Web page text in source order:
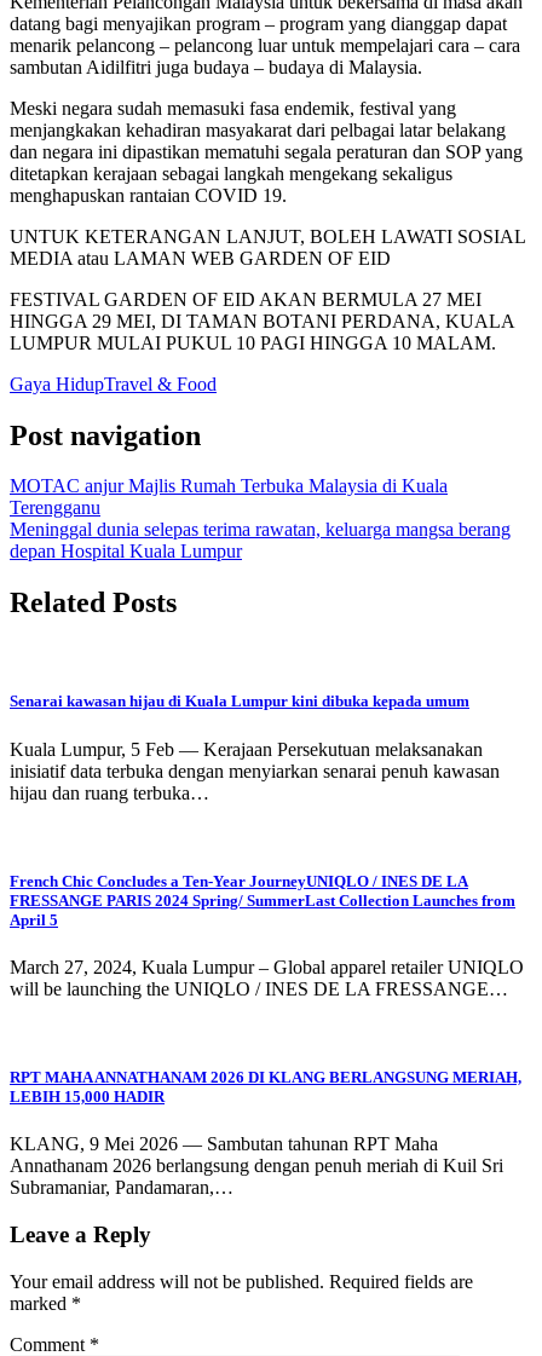
datang bagi menyajikan program – program yang dianggap dapat
menarik pelancong – pelancong luar untuk mempelajari cara – cara
sambutan Aidilfitri juga budaya – budaya di Malaysia.
Meski negara sudah memasuki fasa endemik, festival yang
menjangkakan kehadiran masyakarat dari pelbagai latar belakang
dan negara ini dipastikan mematuhi segala peraturan dan SOP yang
ditetapkan kerajaan sebagai langkah mengekang sekaligus
menghapuskan rantaian COVID 19.
UNTUK KETERANGAN LANJUT, BOLEH LAWATI SOSIAL
MEDIA atau LAMAN WEB GARDEN OF EID
FESTIVAL GARDEN OF EID AKAN BERMULA 27 MEI
HINGGA 29 MEI, DI TAMAN BOTANI PERDANA, KUALA
LUMPUR MULAI PUKUL 10 PAGI HINGGA 10 MALAM.
Gaya HidupTravel & Food
Post navigation
MOTAC anjur Majlis Rumah Terbuka Malaysia di Kuala
Terengganu
Meninggal dunia selepas terima rawatan, keluarga mangsa berang
depan Hospital Kuala Lumpur
Related Posts
Senarai kawasan hijau di Kuala Lumpur kini dibuka kepada umum
Kuala Lumpur, 5 Feb — Kerajaan Persekutuan melaksanakan
inisiatif data terbuka dengan menyiarkan senarai penuh kawasan
hijau dan ruang terbuka…
French Chic Concludes a Ten-Year JourneyUNIQLO / INES DE LA
FRESSANGE PARIS 2024 Spring/ SummerLast Collection Launches from
April 5
March 27, 2024, Kuala Lumpur – Global apparel retailer UNIQLO
will be launching the UNIQLO / INES DE LA FRESSANGE…
RPT MAHA ANNATHANAM 2026 DI KLANG BERLANGSUNG MERIAH,
LEBIH 15,000 HADIR
KLANG, 9 Mei 2026 — Sambutan tahunan RPT Maha
Annathanam 2026 berlangsung dengan penuh meriah di Kuil Sri
Subramaniar, Pandamaran,…
Leave a Reply
Your email address will not be published. Required fields are
marked *
Comment *